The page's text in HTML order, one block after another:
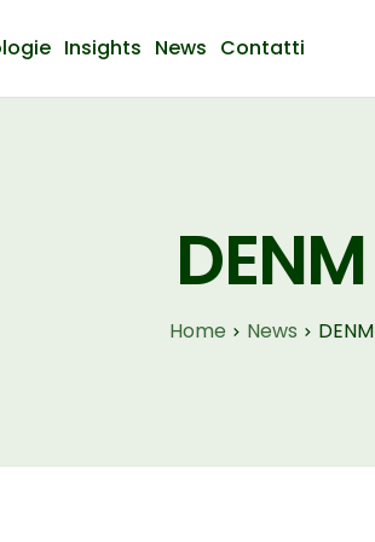
Insights News Contatti
DENM
Home News DENM